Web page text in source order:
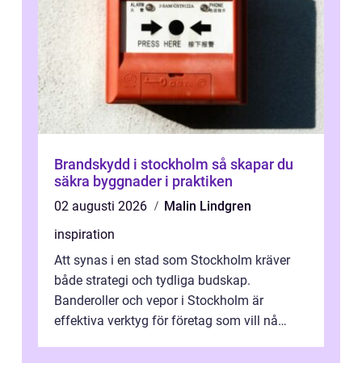
Brandskydd i stockholm så skapar du
säkra byggnader i praktiken
02 augusti 2026
Malin Lindgren
inspiration
Att synas i en stad som Stockholm kräver
både strategi och tydliga budskap.
Banderoller och vepor i Stockholm är
effektiva verktyg för företag som vill nå